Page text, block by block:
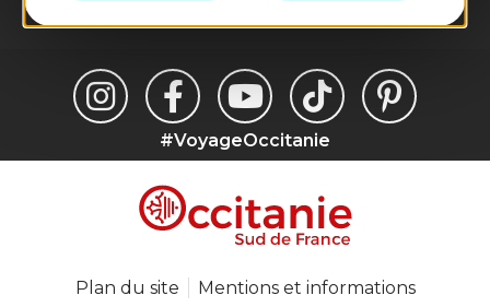
#VoyageOccitanie
Plan du site Mentions et informations